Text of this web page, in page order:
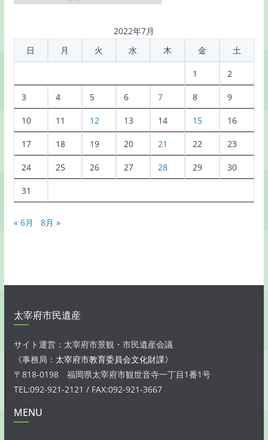
別
事
2022年7月
日
月 火 水 木 金 土
1 2
3 4 5 6 7 8 9
10 11 12 13 14 15 16
17 18 19 20 21 22 23
24 25 26 27 28 29 30
31
« 6月 8月 »
太宰府市民遺産
サイト運営：太宰府市景観・市民遺産会議
《事務局： 太宰府市教育委員会文化財課》
〒818-0198 福岡県太宰府市観世音寺一丁目1番1号
TEL:092-921-2121 / FAX:092-921-3667
MENU